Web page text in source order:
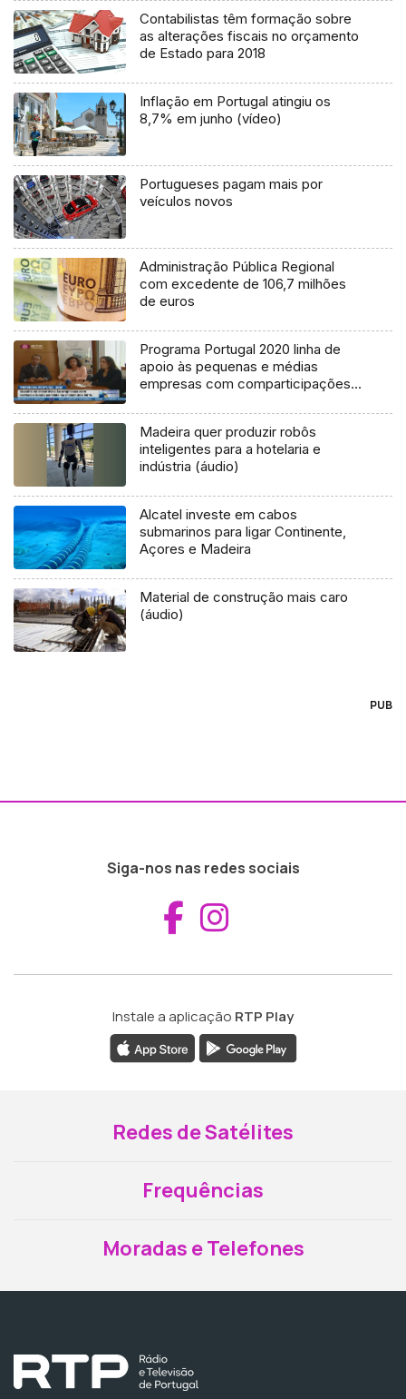
Contabilistas têm formação sobre
as alterações fiscais no orçamento
de Estado para 2018
Inflação em Portugal atingiu os
8,7% em junho (vídeo)
Portugueses pagam mais por
veículos novos
Administração Pública Regional
com excedente de 106,7 milhões
de euros
Programa Portugal 2020 linha de
apoio às pequenas e médias
empresas com comparticipações a
cento
Madeira quer produzir robôs
inteligentes para a hotelaria e
indústria (áudio)
Alcatel investe em cabos
submarinos para ligar Continente,
Açores e Madeira
Material de construção mais caro
(áudio)
PUB
Siga-nos nas redes sociais
Aceder ao
Instale a aplicação RTP Play
Redes de Satélites
Frequências
Moradas e Telefones